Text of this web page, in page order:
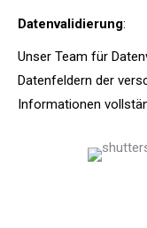
Datenvalidierung:
Unser Team für
Datenfeldern der
Informationen